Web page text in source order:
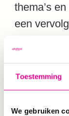
Toestemming
We gebruiken
thema’s
een
met als
marketing
tijdens de
die digitaal